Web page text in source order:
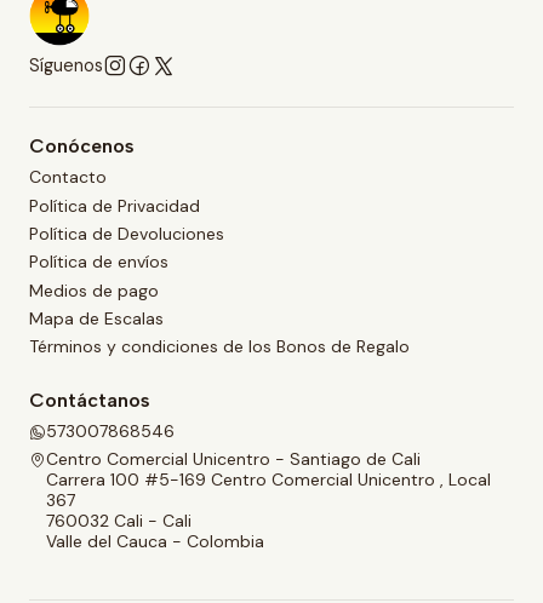
Síguenos
Conócenos
Contacto
Política de Privacidad
Política de Devoluciones
Política de envíos
Medios de pago
Mapa de Escalas
Términos y condiciones de los Bonos de Regalo
Contáctanos
573007868546
Centro Comercial Unicentro - Santiago de Cali
Carrera 100 #5-169 Centro Comercial Unicentro , Local
367
760032 Cali - Cali
Valle del Cauca - Colombia